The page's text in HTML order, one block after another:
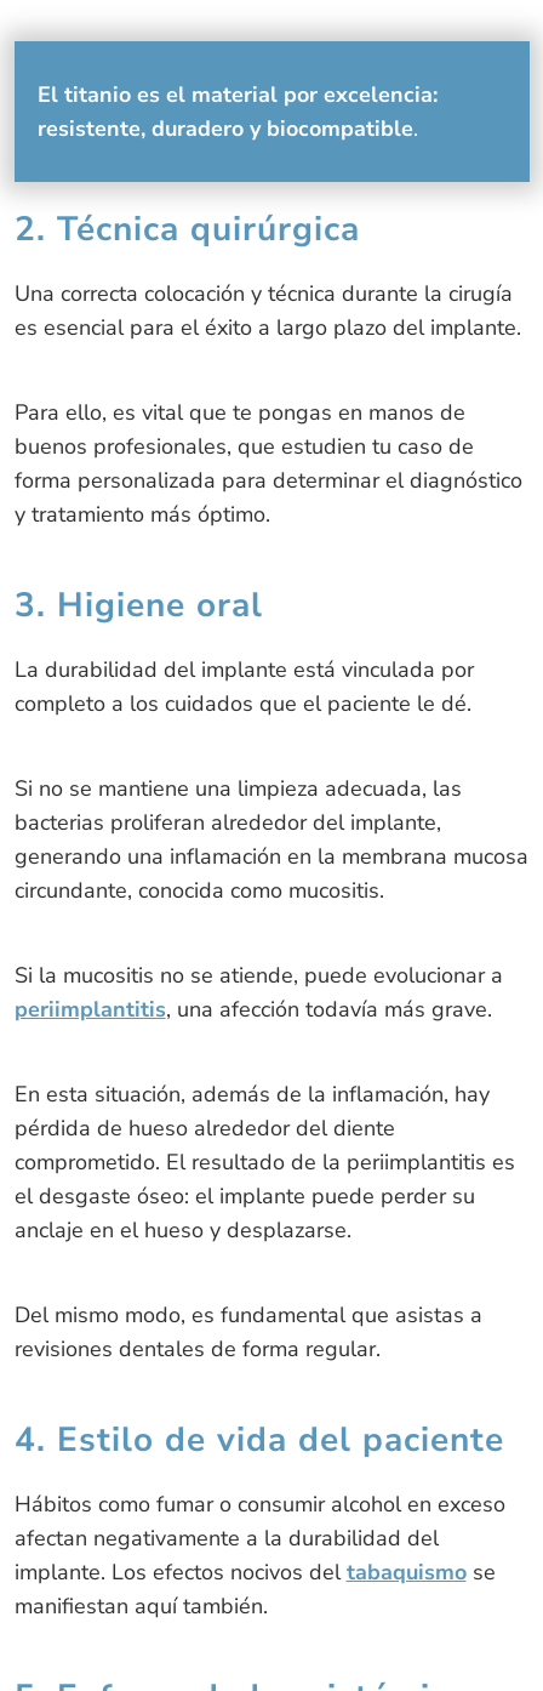
El titanio es el material por excelencia:
resistente, duradero y biocompatible.
2. Técnica quirúrgica
Una correcta colocación y técnica durante la cirugía
es esencial para el éxito a largo plazo del implante.
Para ello, es vital que te pongas en manos de
buenos profesionales, que estudien tu caso de
forma personalizada para determinar el diagnóstico
y tratamiento más óptimo.
3. Higiene oral
La durabilidad del implante está vinculada por
completo a los cuidados que el paciente le dé.
Si no se mantiene una limpieza adecuada, las
bacterias proliferan alrededor del implante,
generando una inflamación en la membrana mucosa
circundante, conocida como mucositis.
Si la mucositis no se atiende, puede evolucionar a
periimplantitis, una afección todavía más grave.
En esta situación, además de la inflamación, hay
pérdida de hueso alrededor del diente
comprometido. El resultado de la periimplantitis es
el desgaste óseo: el implante puede perder su
anclaje en el hueso y desplazarse.
Del mismo modo, es fundamental que asistas a
revisiones dentales de forma regular.
4. Estilo de vida del paciente
Hábitos como fumar o consumir alcohol en exceso
afectan negativamente a la durabilidad del
implante. Los efectos nocivos deltabaquismose
manifiestan aquí también.